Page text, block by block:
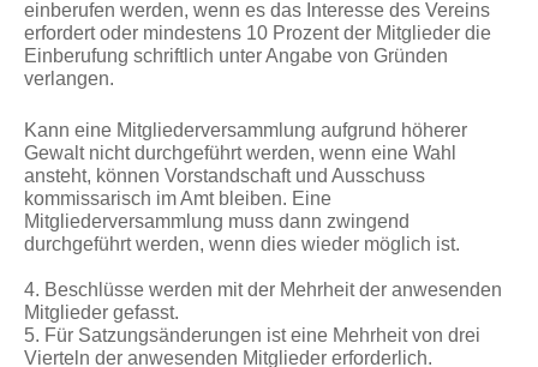
einberufen werden, wenn es das Interesse des Vereins
erfordert oder mindestens 10 Prozent der Mitglieder die
Einberufung schriftlich unter Angabe von Gründen
verlangen.
Kann eine Mitgliederversammlung aufgrund höherer
Gewalt nicht durchgeführt werden, wenn eine Wahl
ansteht, können Vorstandschaft und Ausschuss
kommissarisch im Amt bleiben. Eine
Mitgliederversammlung muss dann zwingend
durchgeführt werden, wenn dies wieder möglich ist.
4. Beschlüsse werden mit der Mehrheit der anwesenden
Mitglieder gefasst.
5. Für Satzungsänderungen ist eine Mehrheit von drei
Vierteln der anwesenden Mitglieder erforderlich.